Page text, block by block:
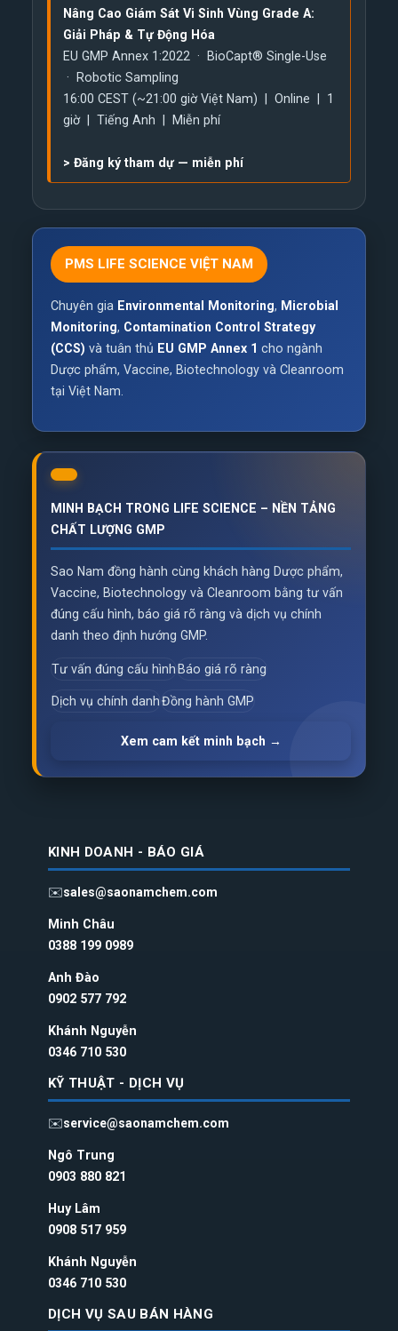
Nâng Cao Giám Sát Vi Sinh Vùng Grade A:
Giải Pháp & Tự Động Hóa
EU GMP Annex 1:2022 · BioCapt® Single-Use
· Robotic Sampling
16:00 CEST (~21:00 giờ Việt Nam) | Online | 1
giờ | Tiếng Anh | Miễn phí
> Đăng ký tham dự — miễn phí
PMS LIFE SCIENCE VIỆT NAM
Chuyên gia Environmental Monitoring, Microbial
Monitoring, Contamination Control Strategy
(CCS) và tuân thủ EU GMP Annex 1 cho ngành
Dược phẩm, Vaccine, Biotechnology và Cleanroom
tại Việt Nam.
MINH BẠCH TRONG LIFE SCIENCE – NỀN TẢNG
CHẤT LƯỢNG GMP
Sao Nam đồng hành cùng khách hàng Dược phẩm,
Vaccine, Biotechnology và Cleanroom bằng tư vấn
đúng cấu hình, báo giá rõ ràng và dịch vụ chính
danh theo định hướng GMP.
Tư vấn đúng cấu hình Báo giá rõ ràng
Dịch vụ chính danhĐồng hành GMP
Xem cam kết minh bạch →
KINH DOANH - BÁO GIÁ
✉️sales@saonamchem.com
Minh Châu
0388 199 0989
Anh Đào
0902 577 792
Khánh Nguyễn
0346 710 530
KỸ THUẬT - DỊCH VỤ
✉️service@saonamchem.com
Ngô Trung
0903 880 821
Huy Lâm
0908 517 959
Khánh Nguyễn
0346 710 530
DỊCH VỤ SAU BÁN HÀNG